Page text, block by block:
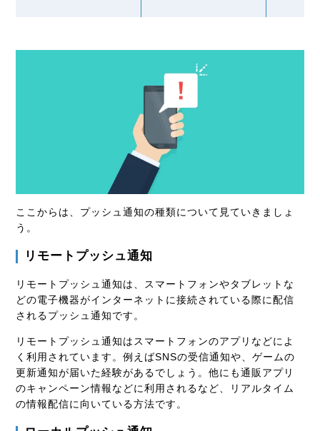
ここからは、プッシュ通知の種類について見ていきましょ
う。
リモートプッシュ通知
リモートプッシュ通知は、スマートフォンやタブレットな
どの電子機器がインターネットに接続されている際に配信
されるプッシュ通知です。
リモートプッシュ通知はスマートフォンのアプリなどによ
く利用されています。例えばSNSの受信通知や、ゲームの
更新通知が届いた経験があるでしょう。他にも通販アプリ
のキャンペーン情報などに利用されるなど、リアルタイム
の情報配信に向いている方法です。